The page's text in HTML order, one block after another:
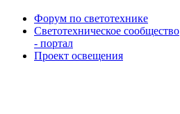
Форум по светотехнике
Светотехническое сообщество
- портал
Проект освещения